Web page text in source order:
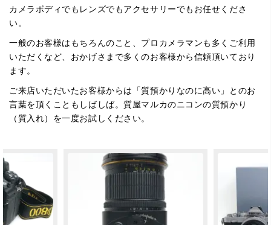
カメラボディでもレンズでもアクセサリーでもお任せくださ
い。
一般のお客様はもちろんのこと、プロカメラマンも多くご利用
いただくなど、おかげさまで多くのお客様から信頼頂いており
ます。
ご来店いただいたお客様からは「質預かりなのに高い」とのお
言葉を頂くこともしばしば。質屋マルカのニコンの質預かり
（質入れ）を一度お試しください。